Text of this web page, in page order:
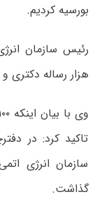
بورسیه کردیم.
رئیس سازمان
هزار رساله دکتری
تاکید کرد: در
سازمان انرژی
گذاشت.